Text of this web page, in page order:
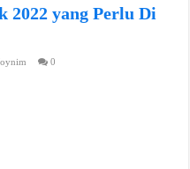
2022 yang Perlu Di
0